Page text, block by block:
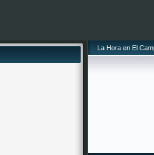
La Hora en El